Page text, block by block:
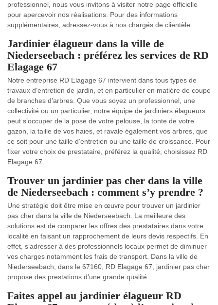
professionnel, nous vous invitons à visiter notre page officielle
pour apercevoir nos réalisations. Pour des informations
supplémentaires, adressez-vous à nos chargés de clientèle.
Jardinier élagueur dans la ville de
Niederseebach : préférez les services de RD
Elagage 67
Notre entreprise RD Elagage 67 intervient dans tous types de
travaux d’entretien de jardin, et en particulier en matière de coupe
de branches d’arbres. Que vous soyez un professionnel, une
collectivité ou un particulier, notre équipe de jardiniers élagueurs
peut s’occuper de la pose de votre pelouse, la tonte de votre
gazon, la taille de vos haies, et ravale également vos arbres, que
ce soit pour une taille d’entretien ou une taille de croissance. Pour
fixer votre choix de prestataire, préférez la qualité, choisissez RD
Elagage 67.
Trouver un jardinier pas cher dans la ville
de Niederseebach : comment s’y prendre ?
Une stratégie doit être mise en œuvre pour trouver un jardinier
pas cher dans la ville de Niederseebach. La meilleure des
solutions est de comparer les offres des prestataires dans votre
localité en faisant un rapprochement de leurs devis respectifs. En
effet, s’adresser à des professionnels locaux permet de diminuer
vos charges notamment les frais de transport. Dans la ville de
Niederseebach, dans le 67160, RD Elagage 67, jardinier pas cher
propose des prestations d’une grande qualité.
Faites appel au jardinier élagueur RD